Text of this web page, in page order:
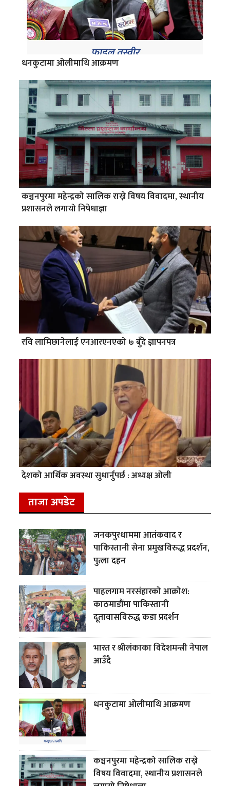
धनकुटामा ओलीमाथि आक्रमण
कञ्चनपुरमा महेन्द्रको सालिक राख्ने विषय विवादमा, स्थानीय
प्रशासनले लगायो निषेधाज्ञा
रवि लामिछानेलाई एनआरएनएको ७ बुँदे ज्ञापनपत्र
देशको आर्थिक अवस्था सुधार्नुपर्छ : अध्यक्ष ओली
ताजा अपडेट
जनकपुरधाममा आतंकवाद र
पाकिस्तानी सेना प्रमुखविरुद्ध प्रदर्शन,
पुत्ला दहन
पाहलगाम नरसंहारको आक्रोश:
काठमाडौंमा पाकिस्तानी
दूतावासविरुद्ध कडा प्रदर्शन
भारत र श्रीलंकाका विदेशमन्त्री नेपाल
आउँदै
धनकुटामा ओलीमाथि आक्रमण
कञ्चनपुरमा महेन्द्रको सालिक राख्ने
विषय विवादमा, स्थानीय प्रशासनले